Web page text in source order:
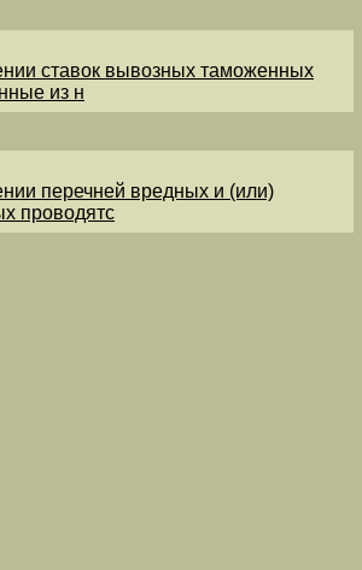
ставок вывозных таможенных
из н
перечней вредных и (или)
проводятс